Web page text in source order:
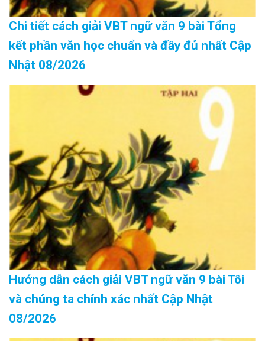
Chi tiết cách giải VBT ngữ văn 9 bài Tổng
kết phần văn học chuẩn và đầy đủ nhất Cập
Nhật 08/2026
Hướng dẫn cách giải VBT ngữ văn 9 bài Tôi
và chúng ta chính xác nhất Cập Nhật
08/2026